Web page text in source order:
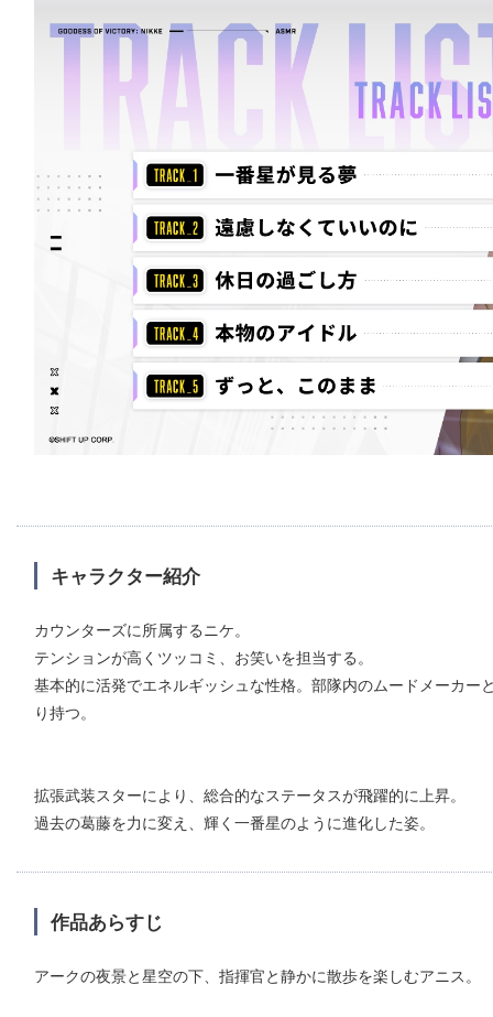
キャラクター紹介
カウンターズに所属するニケ。
テンションが高くツッコミ、お笑いを担当する。
基本的に活発でエネルギッシュな性格。部隊内のムードメーカー
り持つ。
拡張武装スターにより、総合的なステータスが飛躍的に上昇。
過去の葛藤を力に変え、輝く一番星のように進化した姿。
作品あらすじ
アークの夜景と星空の下、指揮官と静かに散歩を楽しむアニス。